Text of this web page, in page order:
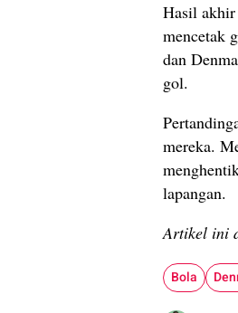
Hasil
mencetak
dan
gol.
mereka.
lapangan.
Artikel ini
Bola